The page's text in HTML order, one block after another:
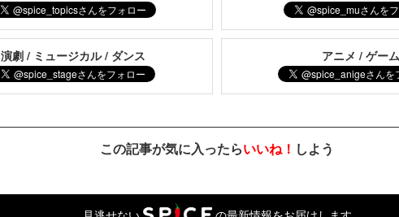
演劇 / ミュージカル / ダンス アニメ / ゲー
この記事が気に入ったらいいね！ しよう